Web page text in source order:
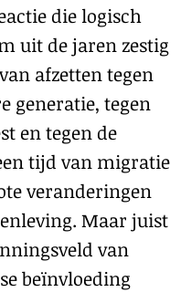
die logisch
uit de jaren zestig
afzetten tegen
generatie, tegen
en tegen de
tijd van migratie
veranderingen
Maar juist
van
beïnvloeding